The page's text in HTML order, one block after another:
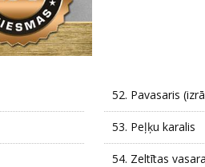
52. Pavasaris
53. Peļķu karalis
54. Zeltītas